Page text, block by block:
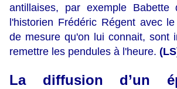
antillaises, par exemple Babette
l'historien Frédéric Régent avec
de mesure qu'on lui connait, sont
remettre les pendules à l'heure.
La diffusion d’un